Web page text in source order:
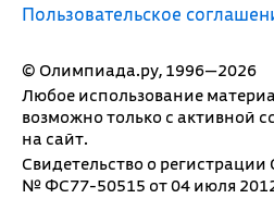
© Олимпиада.ру, 1996—2026
Любое использование
возможно только с активной
на сайт.
Свидетельство о
№ ФС77-50515 от 04 июля
Пользовательское